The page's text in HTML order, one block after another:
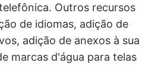
Outros recursos
de idiomas, adição de
adição de anexos à sua
marcas d'água para telas